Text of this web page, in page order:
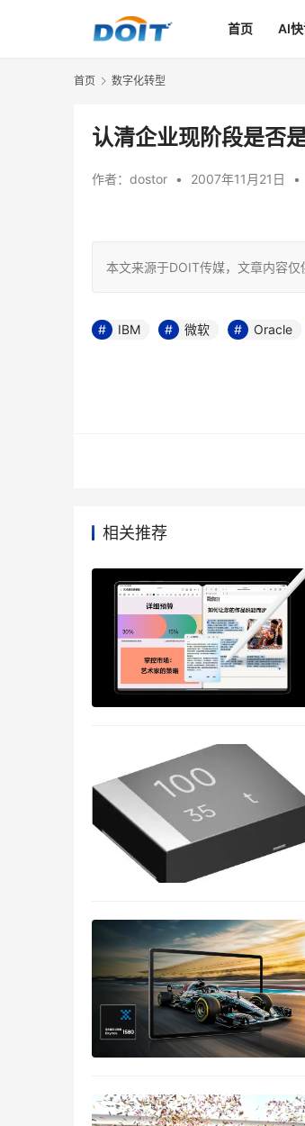
首页 AI
首页 数字化转型
认清企业现阶段是否
作者： dostor • 2007年11月21日 •
本文来源于DOIT传媒，文章内容仅
IBM 微软 Oracle
相关推荐